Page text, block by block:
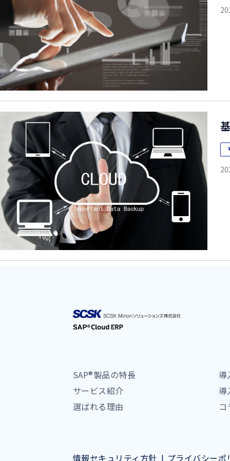
SAP®製品の特長
サービス紹介
選ばれる理由
導
導
情報セキュリティ方針 プライバシーポ